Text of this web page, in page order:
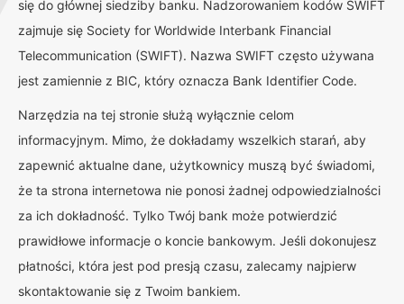
się do głównej siedziby banku. Nadzorowaniem kodów SWIFT
zajmuje się Society for Worldwide Interbank Financial
Telecommunication (SWIFT). Nazwa SWIFT często używana
jest zamiennie z BIC, który oznacza Bank Identifier Code.
Narzędzia na tej stronie służą wyłącznie celom
informacyjnym. Mimo, że dokładamy wszelkich starań, aby
zapewnić aktualne dane, użytkownicy muszą być świadomi,
że ta strona internetowa nie ponosi żadnej odpowiedzialności
za ich dokładność. Tylko Twój bank może potwierdzić
prawidłowe informacje o koncie bankowym. Jeśli dokonujesz
płatności, która jest pod presją czasu, zalecamy najpierw
skontaktowanie się z Twoim bankiem.